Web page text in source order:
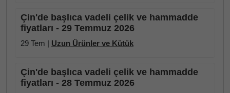
Çin'de başlıca vadeli çelik ve hammadde
fiyatları - 29 Temmuz 2026
29 Tem | Uzun Ürünler ve Kütük
Çin'de başlıca vadeli çelik ve hammadde
fiyatları - 28 Temmuz 2026